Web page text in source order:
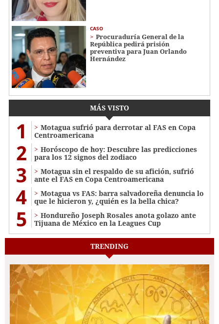
CASO
Procuraduría General de la
República pedirá prisión
preventiva para Juan Orlando
Hernández
MÁS VISTO
1
Motagua sufrió para derrotar al FAS en Copa
Centroamericana
2
Horóscopo de hoy: Descubre las predicciones
para los 12 signos del zodiaco
3
Motagua sin el respaldo de su afición, sufrió
ante el FAS en Copa Centroamericana
4
Motagua vs FAS: barra salvadoreña denuncia lo
que le hicieron y, ¿quién es la bella chica?
5
Hondureño Joseph Rosales anota golazo ante
Tijuana de México en la Leagues Cup
TRENDING